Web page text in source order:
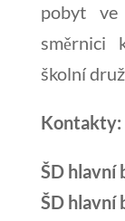
pobyt
směrnici
školní
Kontakty:
ŠD hlavní
ŠD hlavní